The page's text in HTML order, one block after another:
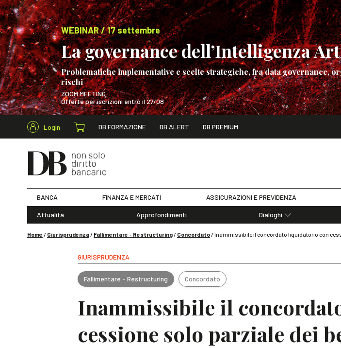
WEBINAR / 17 settembre
La governance dell’Intelligenza
Problematiche implementative e scelte strategiche, fra data governance,
rischi
ZOOM MEETING
Offerte per iscrizioni entro il 27/08
WEBINAR / 17 settembre
Login DB FORMAZIONE DB ALERT DB PREMIUM
Cerca nel sito
BANCA FINANZA E MERCATI ASSICURAZIONI E PREVIDENZA
Attualità Approfondimenti
Dialoghi
Home / Giurisprudenza/ Fallimentare - Restructuring/ Concordato/Inammissibile il concordato liquidatorio con
GIURISPRUDENZA
Fallimentare - Restructuring Concordato
Inammissibile il
cessione solo parziale dei